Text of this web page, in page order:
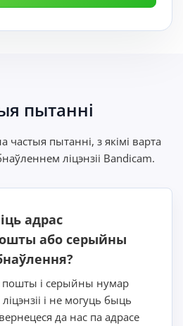
пытанні
частыя пытанні, з якімі варта
ліцэнзіі Bandicam.
адрас
або серыйны
пошты і серыйны нумар
і не могуць быць
да нас па адрасе